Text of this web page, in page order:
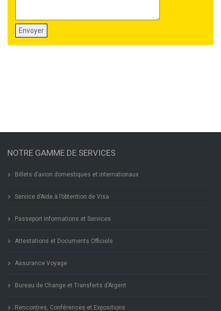
NOTRE GAMME DE SERVICES
Billets d’avion domestiques et internationaux
Service d’Aide à l’obtention de Visa
Passeport Informations et Services
Attestations et Documents Officiels
Assurance Voyage
Bureau de Change et Transferts d’Argent
Rencontres, Conférences et Expositions